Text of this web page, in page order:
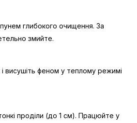
глибокого очищення. За
змийте.
висушіть феном у теплому режимі
проділи (до 1 см). Працюйте у